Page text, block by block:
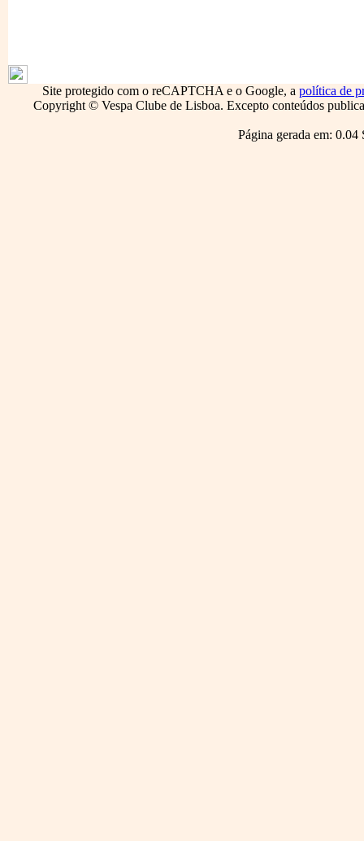
Site protegido com o reCAPTCHA e o Google, a política de
Copyright © Vespa Clube de Lisboa. Excepto conteúdos
Página gerada em: 0.04